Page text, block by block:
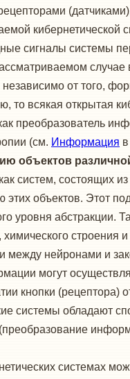
сигналы системы
независимо от того,
то всякая открытая
преобразователь
(см. Информация
объектов
систем, состоящих
этих объектов. Этот
уровня абстракции.
строения
нейронами и
могут
кнопки
системы обладают
системах